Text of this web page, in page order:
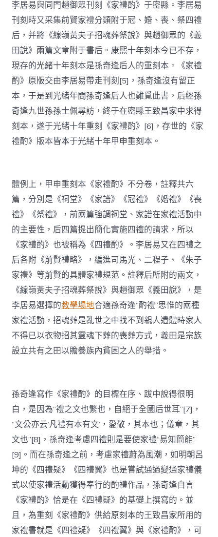
李居易與同門趙御眾刊刻《家禮酌》于密縣。李居易
刊刻時又采集前賢家禮分類附于冠、婚、喪、祭四禮
后，并將《線嶺黃夫子招魂葬祭說》與趙御眾的《義
田說》兩篇文章附于書后。康熙十年刻本今已不存，
現存的光緒十年刻本是孫奇逢后人的重刻本。《家禮
酌》原版交由李居易帶走刊刻[5]，孫奇逢沒有留正
本，于是到光緒年間孫奇逢后人也難覓此書，后經孫
奇逢九世孫孫士佩尋訪，終于在密縣王致昌家中求得
刻本，遂于光緒十年重刻《家禮酌》[6]，存世的《家
禮酌》版本皆本于光緒十年甲申重刻本。
體例上，甲申重刻本《家禮酌》不分卷，註釋共六
篇，分別是《祠堂》《家譜》《冠禮》《婚禮》《喪
禮》《祭禮》，前兩篇強調祠堂、家譜在家禮活動中
的主要性，后四篇提出簡化實施四禮的請求，所以
《家禮酌》也被稱為《四禮酌》。李居易又在四禮之
后各附《前賢禮略》，編進司馬光、二程子、《朱子
家禮》等前賢的具體家禮規范。註釋后所附的兩文，
《線嶺黃夫子招魂葬祭說》與趙御眾《義田說》，是
李居易選擇的教學場地合適孫奇逢“酌禮”思惟的兩種
家禮活動，招魂葬是亂世之中找不到親人遺體時家人
不得已以衣物招其靈魂下葬的喪葬方式，義田是宗族
設立共有之田以贍養族內貧困之人的舉措。
孫奇逢寫作《家禮酌》的目標在序、跋中說得很明
白，是因為“禮之文也繁也，自絕于全國后世耳”[7]，
“文公亦云‘凡禮有本有文’，愛敬，其本也；儀章，其
文也”[8]，孫奇逢考慮四禮則是要使家禮“易知簡能”
[9]。而在孫奇逢之前，考慮家禮蔚為風潮，如明朝呂
坤的《四禮疑》《四禮翼》也是嘗試通過變通家禮儀
式以使家禮活動獲得奉行的酌禮作品，孫奇逢自言
《家禮酌》恰是在《四禮疑》的基礎上撰寫的。並
且，為重刻《家禮酌》供給原刻本的王致昌家所用的
家禮書就是《四禮疑》《四禮翼》與《家禮酌》，可